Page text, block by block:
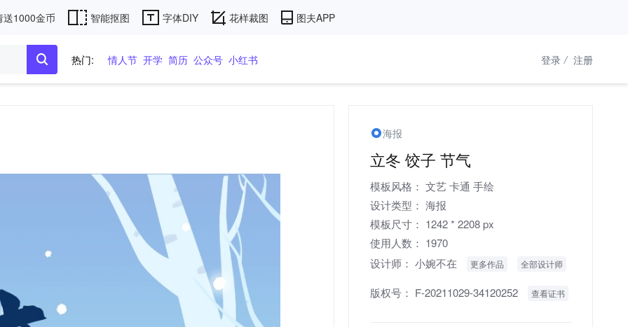
送1000金币 智能抠图 字体DIY 花样裁图 图夫APP
热门: 情人节 开学 简历 公众号 小红书 登录 / 注册
海报
立冬 饺子 节气
模板风格： 文艺卡通 手绘
设计类型： 海报
模板尺寸： 1242 * 2208 px
使用人数： 1970
设计师： 小婉不在 更多作品 全部设计师
版权号： F-20211029-34120252 查看证书